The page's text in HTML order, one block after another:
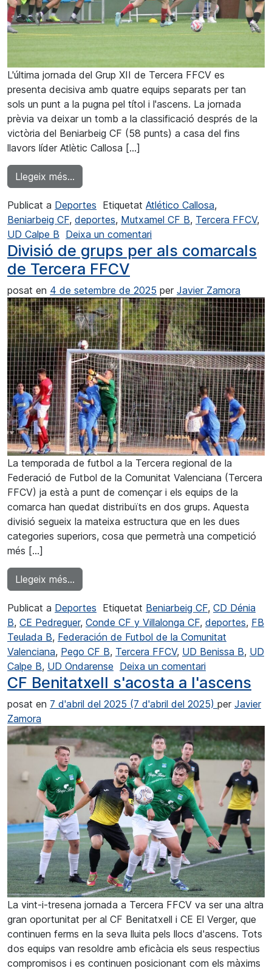
L'última jornada del Grup XII de Tercera FFCV es
presenta decisiva amb quatre equips separats per tan
sols un punt a la pugna pel títol i l'ascens. La jornada
prèvia va deixar un tomb a la classificació després de la
victòria del Beniarbeig CF (58 punts) a casa del fins
llavors líder Atlètic Callosa […]
Llegeix més…
Publicat a Deportes Etiquetat Atlético Callosa,
Beniarbeig CF, deportes, Mutxamel CF B, Tercera FFCV,
UD Calpe B Deixa un comentari
Divisió de grups per als comarcals
de Tercera FFCV
posat en 4 de setembre de 2025 per Javier Zamora
La temporada de futbol a la Tercera regional de la
Federació de Futbol de la Comunitat Valenciana (Tercera
FFCV) ja està a punt de començar i els equips de la
comarca han quedat distribuïts en dos grups. Aquesta
divisió segueix la mateixa estructura que en les dues
categories superiors, cosa que permetrà una competició
més […]
Llegeix més…
Publicat a Deportes Etiquetat Beniarbeig CF, CD Dénia
B, CE Pedreguer, Conde CF y Villalonga CF, deportes, FB
Teulada B, Federación de Futbol de la Comunitat
Valenciana, Pego CF B, Tercera FFCV, UD Benissa B, UD
Calpe B, UD Ondarense Deixa un comentari
CF Benitatxell s'acosta a l'ascens
posat en 7 d'abril del 2025 (7 d'abril del 2025) per Javier
Zamora
La vint-i-tresena jornada a Tercera FFCV va ser una altra
gran oportunitat per al CF Benitatxell i CE El Verger, que
continuen ferms en la seva lluita pels llocs d'ascens. Tots
dos equips van resoldre amb eficàcia els seus respectius
compromisos i es continuen posicionant com els màxims